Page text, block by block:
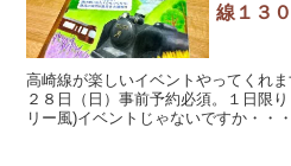
線１３
高崎線が楽しいイベントやってくれ
２８日（日）事前予約必須。１日限
リー風)イベントじゃないですか・・・